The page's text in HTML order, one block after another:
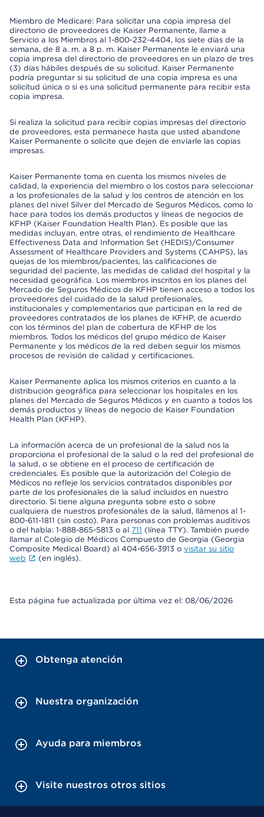
Miembro de Medicare: Para solicitar una copia impresa del
directorio de proveedores de Kaiser Permanente, llame a
Servicio a los Miembros al 1-800-232-4404, los siete días de la
semana, de 8 a. m. a 8 p. m. Kaiser Permanente le enviará una
copia impresa del directorio de proveedores en un plazo de tres
(3) días hábiles después de su solicitud. Kaiser Permanente
podría preguntar si su solicitud de una copia impresa es una
solicitud única o si es una solicitud permanente para recibir esta
copia impresa.
Si realiza la solicitud para recibir copias impresas del directorio
de proveedores, esta permanece hasta que usted abandone
Kaiser Permanente o solicite que dejen de enviarle las copias
impresas.
Kaiser Permanente toma en cuenta los mismos niveles de
calidad, la experiencia del miembro o los costos para seleccionar
a los profesionales de la salud y los centros de atención en los
planes del nivel Silver del Mercado de Seguros Médicos, como lo
hace para todos los demás productos y líneas de negocios de
KFHP (Kaiser Foundation Health Plan). Es posible que las
medidas incluyan, entre otras, el rendimiento de Healthcare
Effectiveness Data and Information Set (HEDIS)/Consumer
Assessment of Healthcare Providers and Systems (CAHPS), las
quejas de los miembros/pacientes, las calificaciones de
seguridad del paciente, las medidas de calidad del hospital y la
necesidad geográfica. Los miembros inscritos en los planes del
Mercado de Seguros Médicos de KFHP tienen acceso a todos los
proveedores del cuidado de la salud profesionales,
institucionales y complementarios que participan en la red de
proveedores contratados de los planes de KFHP, de acuerdo
con los términos del plan de cobertura de KFHP de los
miembros. Todos los médicos del grupo médico de Kaiser
Permanente y los médicos de la red deben seguir los mismos
procesos de revisión de calidad y certificaciones.
Kaiser Permanente aplica los mismos criterios en cuanto a la
distribución geográfica para seleccionar los hospitales en los
planes del Mercado de Seguros Médicos y en cuanto a todos los
demás productos y líneas de negocio de Kaiser Foundation
Health Plan (KFHP).
La información acerca de un profesional de la salud nos la
proporciona el profesional de la salud o la red del profesional de
la salud, o se obtiene en el proceso de certificación de
credenciales. Es posible que la autorización del Colegio de
Médicos no refleje los servicios contratados disponibles por
parte de los profesionales de la salud incluidos en nuestro
directorio. Si tiene alguna pregunta sobre esto o sobre
cualquiera de nuestros profesionales de la salud, llámenos al 1-
800-611-1811 (sin costo). Para personas con problemas auditivos
o del habla: 1-888-865-5813 o al 711 (línea TTY). También puede
llamar al Colegio de Médicos Compuesto de Georgia (Georgia
Composite Medical Board) al 404-656-3913 o visitar su sitio
web
(en inglés).
Esta página fue actualizada por última vez el: 08/06/2026
Obtenga atención
Nuestra organización
Ayuda para miembros
Visite nuestros otros sitios